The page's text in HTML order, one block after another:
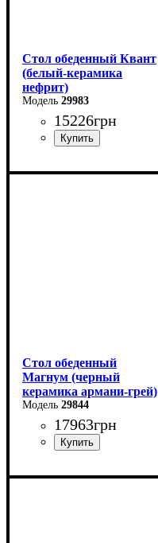
Стол обеденный Квант
(белый-керамика
нефрит)
29983
15226грн
Длина - 160 (+60) см
Стол обеденный
Магнум (черный
керамика армани-грей)
29844
17963грн
Ширина: 180 (+80) см